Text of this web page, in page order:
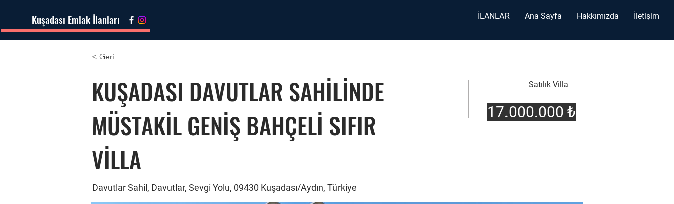
Kuşadası Emlak İlanları İLANLAR Ana Sayfa Hakkımızda İletişim
< Geri
KUŞADASI DAVUTLAR SAHİLİNDE
MÜSTAKİL GENİŞ BAHÇELİ SIFIR
VİLLA
Davutlar Sahil, Davutlar, Sevgi Yolu, 09430 Kuşadası/Aydın, Türkiye
Satılık Villa
17.000.000 ₺